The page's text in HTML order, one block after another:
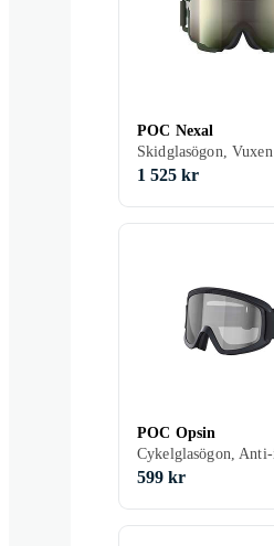
POC Nexal
Skidglasögon, Vuxen
1 525 kr
POC Opsin
599 kr